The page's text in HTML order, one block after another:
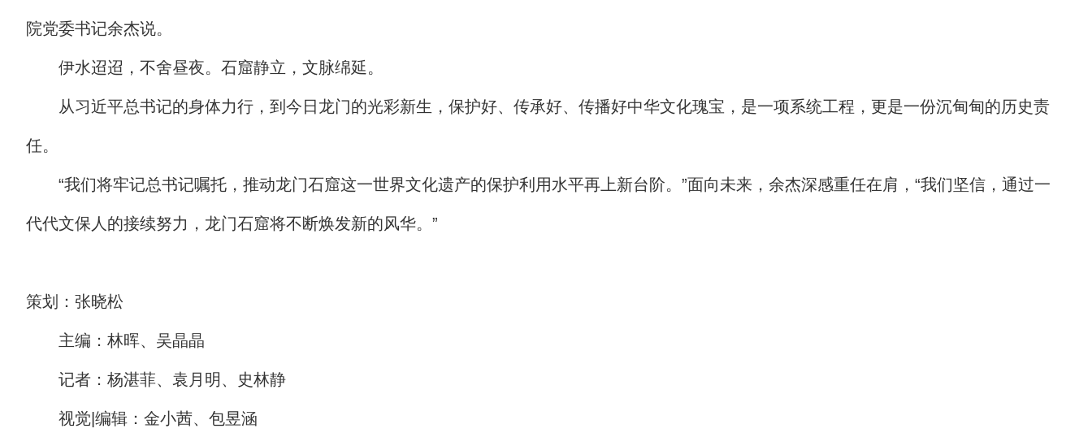
院党委书记余杰说。
伊水迢迢，不舍昼夜。石窟静立，文脉绵延。
从习近平总书记的身体力行，到今日龙门的光彩新生，保护好、传承好、传播好中华文化瑰宝，是一项系统工程，更是一份沉甸甸的历史责
任。
“我们将牢记总书记嘱托，推动龙门石窟这一世界文化遗产的保护利用水平再上新台阶。”面向未来，余杰深感重任在肩，“我们坚信，通过一
代代文保人的接续努力，龙门石窟将不断焕发新的风华。”
策划：张晓松
主编：林晖、吴晶晶
记者：杨湛菲、袁月明、史林静
视觉|编辑：金小茜、包昱涵